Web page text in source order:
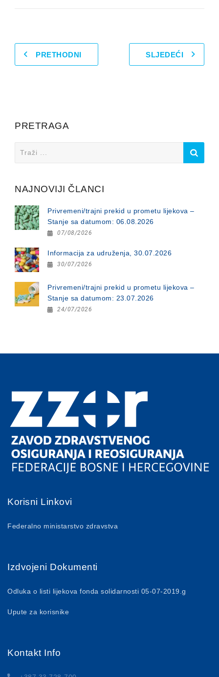
PRETHODNI SLJEDEĆI
PRETRAGA
NAJNOVIJI ČLANCI
Privremeni/trajni prekid u prometu lijekova –
Stanje sa datumom: 06.08.2026
07/08/2026
Informacija za udruženja, 30.07.2026
30/07/2026
Privremeni/trajni prekid u prometu lijekova –
Stanje sa datumom: 23.07.2026
24/07/2026
Korisni Linkovi
Federalno ministarstvo zdravstva
Izdvojeni Dokumenti
Odluka o listi lijekova fonda solidarnosti 05-07-2019.g
Upute za korisnike
Kontakt Info